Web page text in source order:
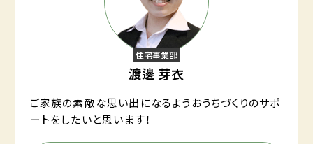
住宅事業部
渡邊 芽衣
ご家族の素敵な思い出になるようおうちづくりのサポ
ートをしたいと思います！